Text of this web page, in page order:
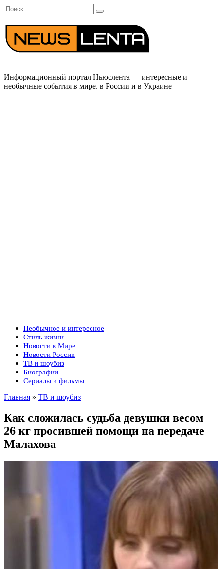
Перейти
к
содержанию
Search
for:
Информационный портал Ньюслента — интересные и
необычные события в мире, в России и в Украине
Необычное и интересное
Стиль жизни
Новости в Мире
Новости России
ТВ и шоубиз
Биографии
Сериалы и фильмы
Главная » ТВ и шоубиз
Как сложилась судьба девушки весом
26 кг просившей помощи на передаче
Малахова